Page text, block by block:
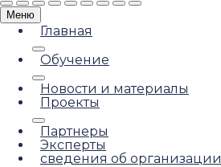
Меню
Главная
Обучение
Новости и материалы
Проекты
Партнеры
Эксперты
сведения об организации